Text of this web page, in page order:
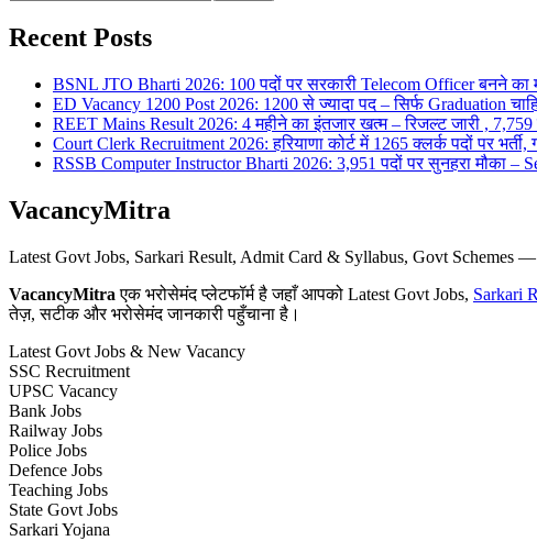
Recent Posts
BSNL JTO Bharti 2026: 100 पदों पर सरकारी Telecom Officer बनने का
ED Vacancy 1200 Post 2026: 1200 से ज्यादा पद – सिर्फ Graduation
REET Mains Result 2026: 4 महीने का इंतजार खत्म – रिजल्ट जारी , 7,759
Court Clerk Recruitment 2026: हरियाणा कोर्ट में 1265 क्लर्क पदों पर
RSSB Computer Instructor Bharti 2026: 3,951 पदों पर सुनहरा मौका –
VacancyMitra
Latest Govt Jobs, Sarkari Result, Admit Card & Syllabus, Govt
VacancyMitra एक भरोसेमंद प्लेटफॉर्म है जहाँ आपको Latest Govt Jobs, Sarkari
तेज़, सटीक और भरोसेमंद जानकारी पहुँचाना है।
Latest Govt Jobs & New Vacancy
SSC Recruitment
UPSC Vacancy
Bank Jobs
Railway Jobs
Police Jobs
Defence Jobs
Teaching Jobs
State Govt Jobs
Sarkari Yojana